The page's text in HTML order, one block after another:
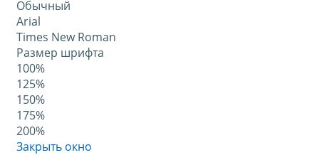
Обычный
Arial
Times New Roman
Размер шрифта
100%
125%
150%
175%
200%
Закрыть окно